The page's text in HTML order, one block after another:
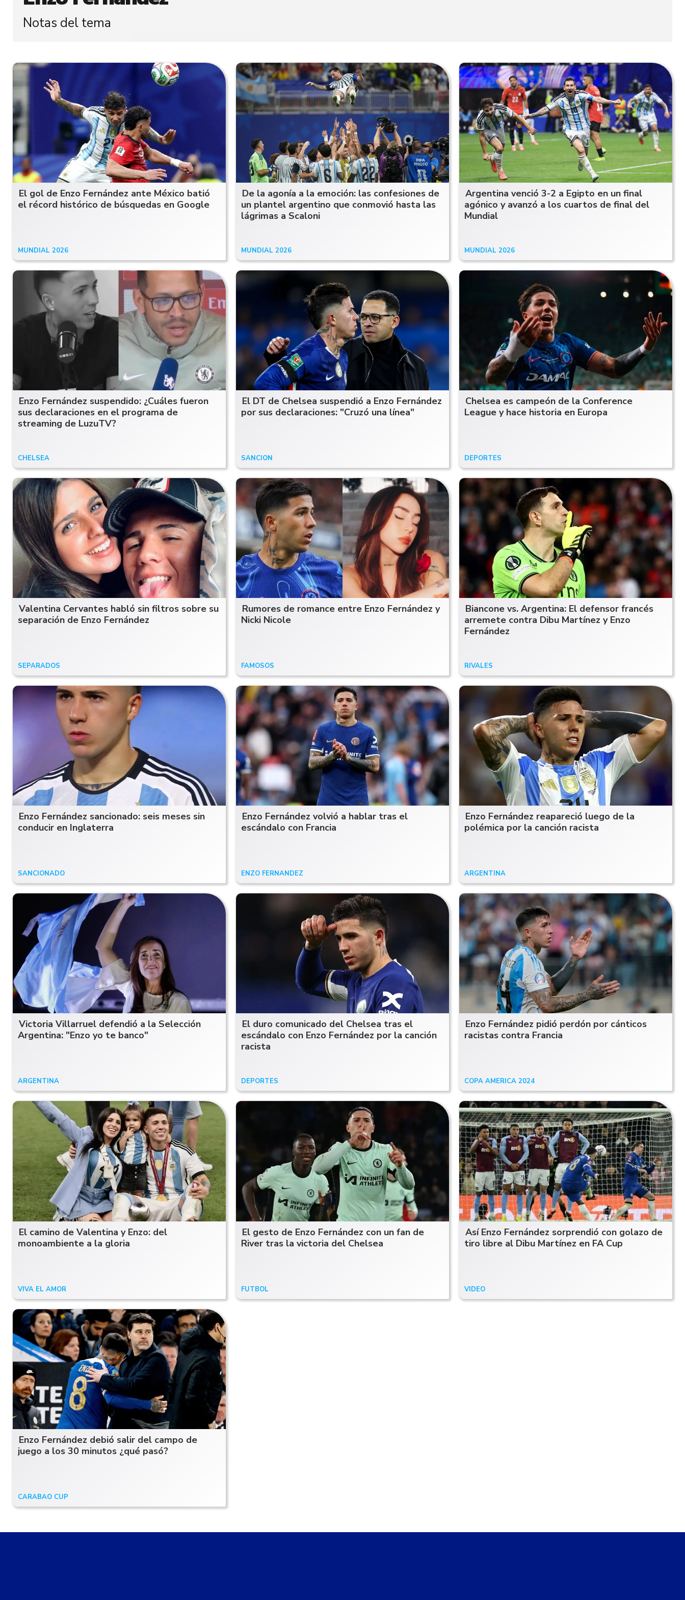
Notas del tema
El gol de Enzo Fernández ante México batió
el récord histórico de búsquedas en Google
MUNDIAL 2026
De la agonía a la emoción: las confesiones de
un plantel argentino que conmovió hasta las
lágrimas a Scaloni
MUNDIAL 2026
Argentina venció 3-2 a Egipto en un final
agónico y avanzó a los cuartos de final del
Mundial
MUNDIAL 2026
Enzo Fernández suspendido: ¿Cuáles fueron
sus declaraciones en el programa de
streaming de LuzuTV?
CHELSEA
El DT de Chelsea suspendió a Enzo Fernández
por sus declaraciones: "Cruzó una línea"
SANCIÓN
Chelsea es campeón de la Conference
League y hace historia en Europa
DEPORTES
Valentina Cervantes habló sin filtros sobre su
separación de Enzo Fernández
SEPARADOS
Rumores de romance entre Enzo Fernández y
Nicki Nicole
FAMOSOS
Biancone vs. Argentina: El defensor francés
arremete contra Dibu Martínez y Enzo
Fernández
RIVALES
Enzo Fernández sancionado: seis meses sin
conducir en Inglaterra
SANCIONADO
Enzo Fernández volvió a hablar tras el
escándalo con Francia
ENZO FERNÁNDEZ
Enzo Fernández reapareció luego de la
polémica por la canción racista
ARGENTINA
Victoria Villarruel defendió a la Selección
Argentina: "Enzo yo te banco"
ARGENTINA
El duro comunicado del Chelsea tras el
escándalo con Enzo Fernández por la canción
racista
DEPORTES
Enzo Fernández pidió perdón por cánticos
racistas contra Francia
COPA AMERICA 2024
El camino de Valentina y Enzo: del
monoambiente a la gloria
VIVA EL AMOR
El gesto de Enzo Fernández con un fan de
River tras la victoria del Chelsea
FUTBOL
Así Enzo Fernández sorprendió con golazo de
tiro libre al Dibu Martínez en FA Cup
VIDEO
Enzo Fernández debió salir del campo de
juego a los 30 minutos ¿qué pasó?
CARABAO CUP